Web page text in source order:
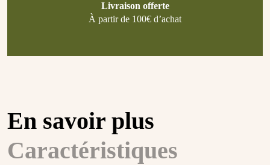
Livraison offerte
À partir de 100€ d’achat
En savoir plus
Caractéristiques